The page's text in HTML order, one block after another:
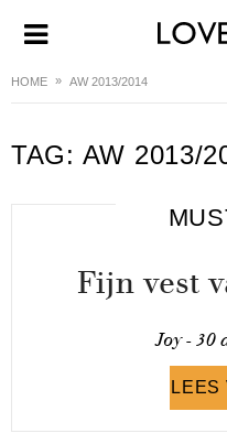
HOME AW 2013/2014
TAG: AW 2013/
Fijn vest
Joy - 30
LEES